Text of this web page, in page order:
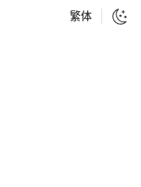
繁体